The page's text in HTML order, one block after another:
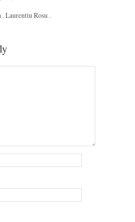
. Laurentiu Rosu .